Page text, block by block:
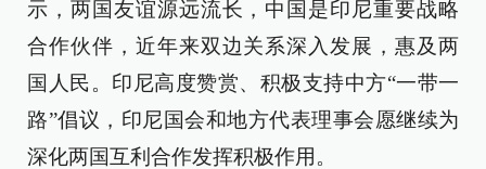
示，两国友谊源远流长，中国是印尼重要战略
合作伙伴，近年来双边关系深入发展，惠及两
国人民。印尼高度赞赏、积极支持中方“一带一
路”倡议，印尼国会和地方代表理事会愿继续为
深化两国互利合作发挥积极作用。